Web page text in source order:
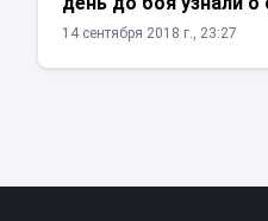
14 сентября 2018 г., 23:27